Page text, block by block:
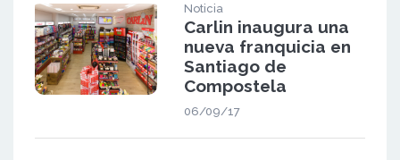
Noticia
Carlin inaugura una
nueva franquicia en
Santiago de
Compostela
06/09/17